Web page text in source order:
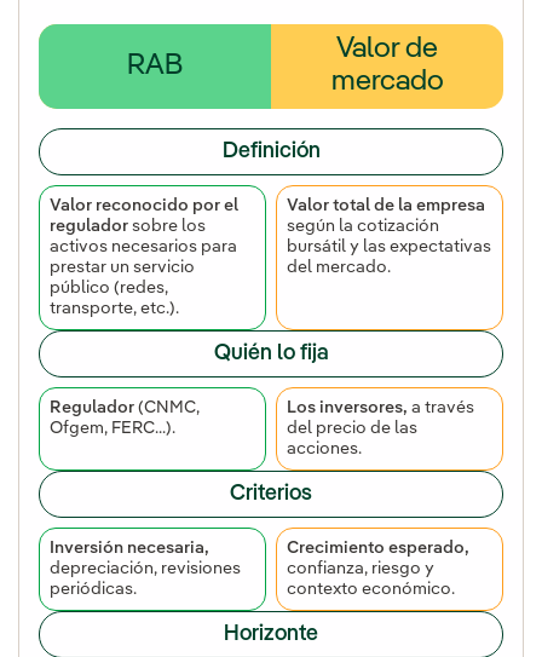
RAB
Valor de
mercado
Definición
Valor reconocido por el
regulador sobre los
activos necesarios para
prestar un servicio
público (redes,
transporte, etc.).
Valor total de la empresa
según la cotización
bursátil y las expectativas
del mercado.
Quién lo fija
Regulador (CNMC,
Ofgem, FERC...).
Los inversores, a través
del precio de las
acciones.
Criterios
Inversión necesaria,
depreciación, revisiones
periódicas.
Crecimiento esperado,
confianza, riesgo y
contexto económico.
Horizonte